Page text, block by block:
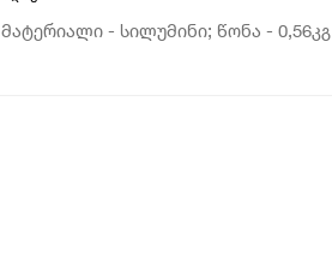
მატერიალი - სილუმინი; წონა - 0,56კგ